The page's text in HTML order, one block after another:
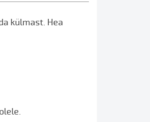
külmast. Hea